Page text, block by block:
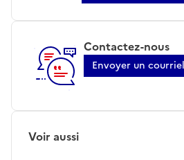
Contactez-nous
Envoyer un courriel
Voir aussi